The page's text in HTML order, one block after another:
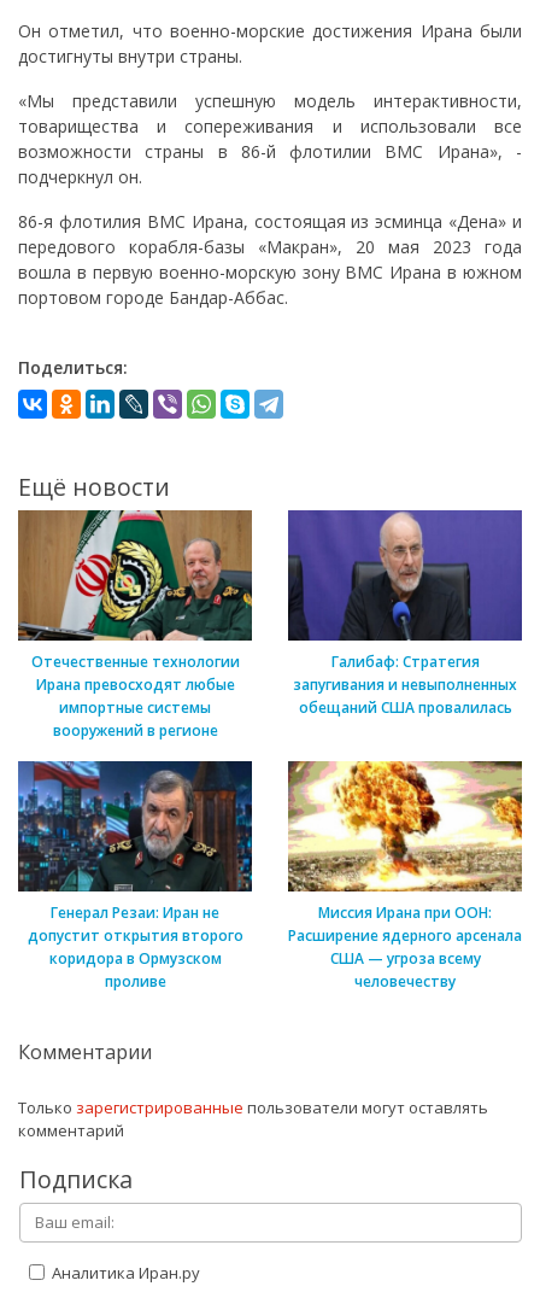
Он отметил, что военно-морские достижения Ирана были
достигнуты внутри страны.
«Мы представили успешную модель интерактивности,
товарищества и сопереживания и использовали все
возможности страны в 86-й флотилии ВМС Ирана», -
подчеркнул он.
86-я флотилия ВМС Ирана, состоящая из эсминца «Дена» и
передового корабля-базы «Макран», 20 мая 2023 года
вошла в первую военно-морскую зону ВМС Ирана в южном
портовом городе Бандар-Аббас.
Поделиться:
Ещё новости
Отечественные технологии
Ирана превосходят любые
импортные системы
вооружений в регионе
Галибаф: Стратегия
запугивания и невыполненных
обещаний США провалилась
Генерал Резаи: Иран не
допустит открытия второго
коридора в Ормузском
проливе
Миссия Ирана при ООН:
Расширение ядерного арсенала
США — угроза всему
человечеству
Комментарии
Только зарегистрированные пользователи могут оставлять
комментарий
Подписка
Аналитика Иран.ру